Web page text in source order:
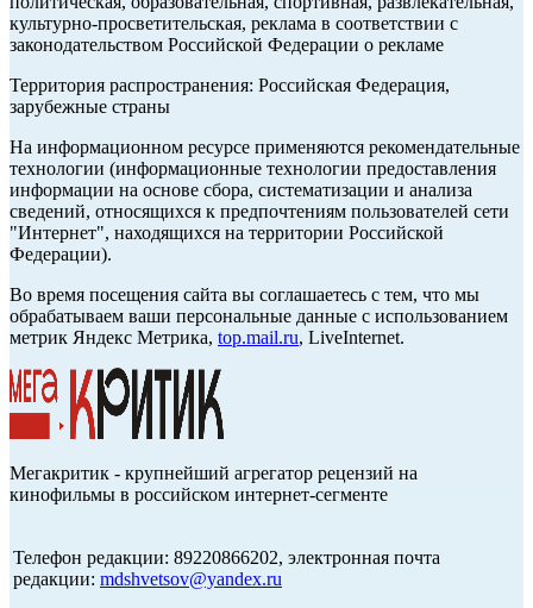
культурно-просветительская, реклама в соответствии с
законодательством Российской Федерации о рекламе
Территория распространения: Российская Федерация,
зарубежные страны
На информационном ресурсе применяются рекомендательные
технологии (информационные технологии предоставления
информации на основе сбора, систематизации и анализа
сведений, относящихся к предпочтениям пользователей сети
"Интернет", находящихся на территории Российской
Федерации).
Во время посещения сайта вы соглашаетесь с тем, что мы
обрабатываем ваши персональные данные с использованием
метрик Яндекс Метрика, top.mail.ru, LiveInternet.
Мегакритик - крупнейший агрегатор рецензий на
кинофильмы в российском интернет-сегменте
Телефон редакции: 89220866202, электронная почта
редакции: mdshvetsov@yandex.ru